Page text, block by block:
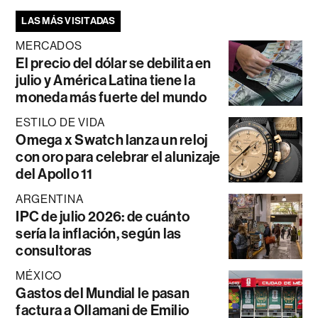
LAS MÁS VISITADAS
MERCADOS
El precio del dólar se debilita en
julio y América Latina tiene la
moneda más fuerte del mundo
ESTILO DE VIDA
Omega x Swatch lanza un reloj
con oro para celebrar el alunizaje
del Apollo 11
ARGENTINA
IPC de julio 2026: de cuánto
sería la inflación, según las
consultoras
MÉXICO
Gastos del Mundial le pasan
factura a Ollamani de Emilio